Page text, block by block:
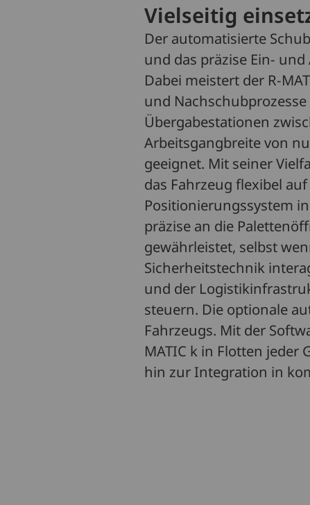
Vielseitig
Der automatisierte
und das präzise Ein-
Dabei meistert der R-
und
Übergabestationen
Arbeitsgangbreite von
geeignet. Mit seiner
das Fahrzeug flexibel
Positionierungssystem
präzise an die
gewährleistet, selbst
Sicherheitstechnik
und der
steuern. Die optionale
Fahrzeugs. Mit der
MATIC k in Flotten
hin zur Integration in